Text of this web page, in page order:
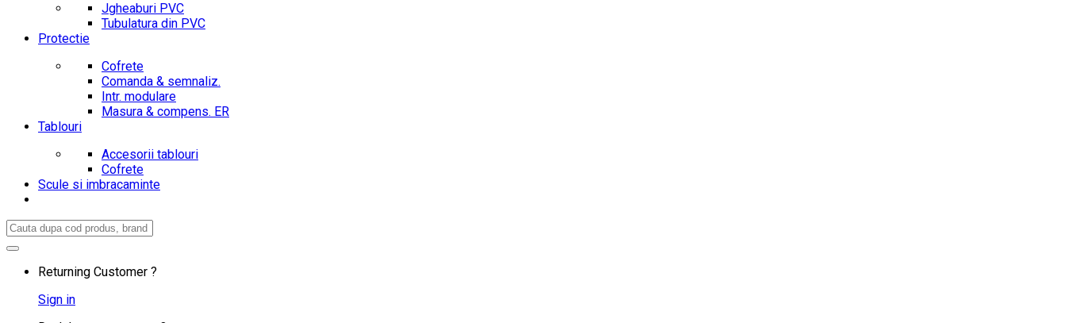
Jgheaburi PVC
Tubulatura din PVC
Protectie
Cofrete
Comanda & semnaliz.
Intr. modulare
Masura & compens. ER
Tablouri
Accesorii tablouri
Cofrete
Scule si imbracaminte
Search
for:
Returning Customer ?
Sign in